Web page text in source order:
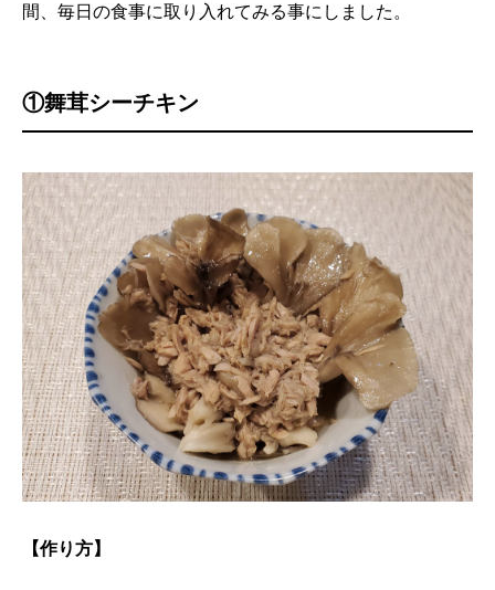
間、毎日の食事に取り入れてみる事にしました。
①舞茸シーチキン
【作り方】